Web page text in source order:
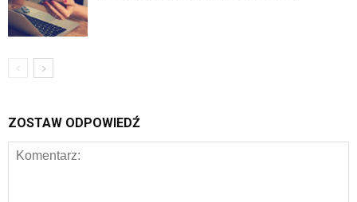
ZOSTAW ODPOWIEDŹ